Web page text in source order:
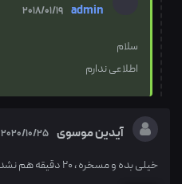
admin
2018/01/19
سلام
اطلاعی ندارم
آیدین موسوی 2020/10/25
خیلی بده و مسخره ، 20 دقیقه هم نشده بود خاموش کردم